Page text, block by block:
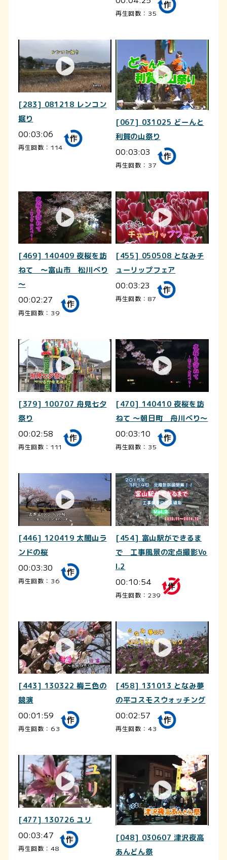
再生回数：35
[283] 081218 レンコン
掘り
00:03:06
再生回数：114
[067] 031025 どーんと
利賀の山祭り
00:03:03
再生回数：37
[469] 140409 夜桜を訪
ねて ～富山市 松川べり
～
00:02:27
再生回数：39
[455] 050508 となみチ
ューリップフェア
00:03:23
再生回数：87
[379] 100707 舟見七夕
祭り
00:02:58
再生回数：111
[470] 140410 夜桜を訪
ねて ～朝日町 舟川べり～
00:03:10
再生回数：35
[446] 120419 太閤山ラ
ンドの桜
00:03:30
再生回数：36
[454] 富山駅ができるま
で 工事風景の定点撮影Vo
l.2
00:10:54
再生回数：239
[443] 130322 梅三色の
競演
00:01:59
再生回数：63
[458] 131013 となみ夢
の平コスモスウォッチング
00:02:57
再生回数：43
[477] 130726 ユリ
00:03:47
再生回数：48
[048] 030607 津沢夜高
あんどん祭